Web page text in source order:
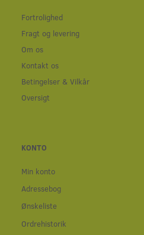
Fortrolighed
Fragt og levering
Om os
Kontakt os
Betingelser & Vilkår
Oversigt
KONTO
Min konto
Adressebog
Ønskeliste
Ordrehistorik